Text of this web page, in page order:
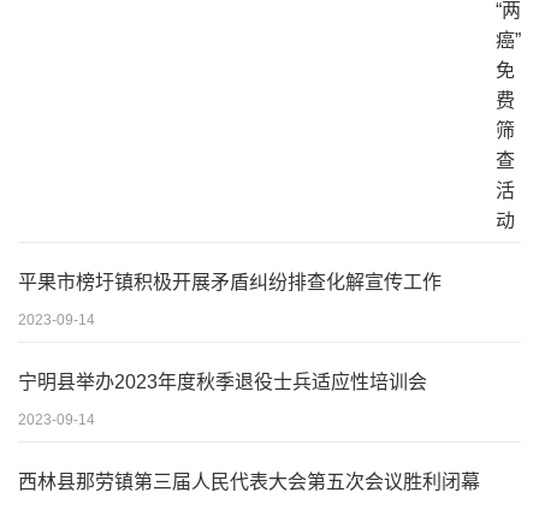
平果市榜圩镇积极开展矛盾纠纷排查化解宣传工作
2023-09-14
宁明县举办2023年度秋季退役士兵适应性培训会
2023-09-14
西林县那劳镇第三届人民代表大会第五次会议胜利闭幕